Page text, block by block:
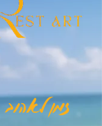
זמן